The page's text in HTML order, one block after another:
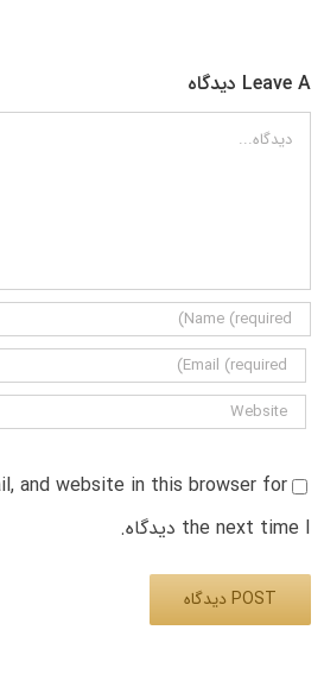
Leave A دیدگاه
دیدگاه
and website in this browser for
the next time I دیدگاه.